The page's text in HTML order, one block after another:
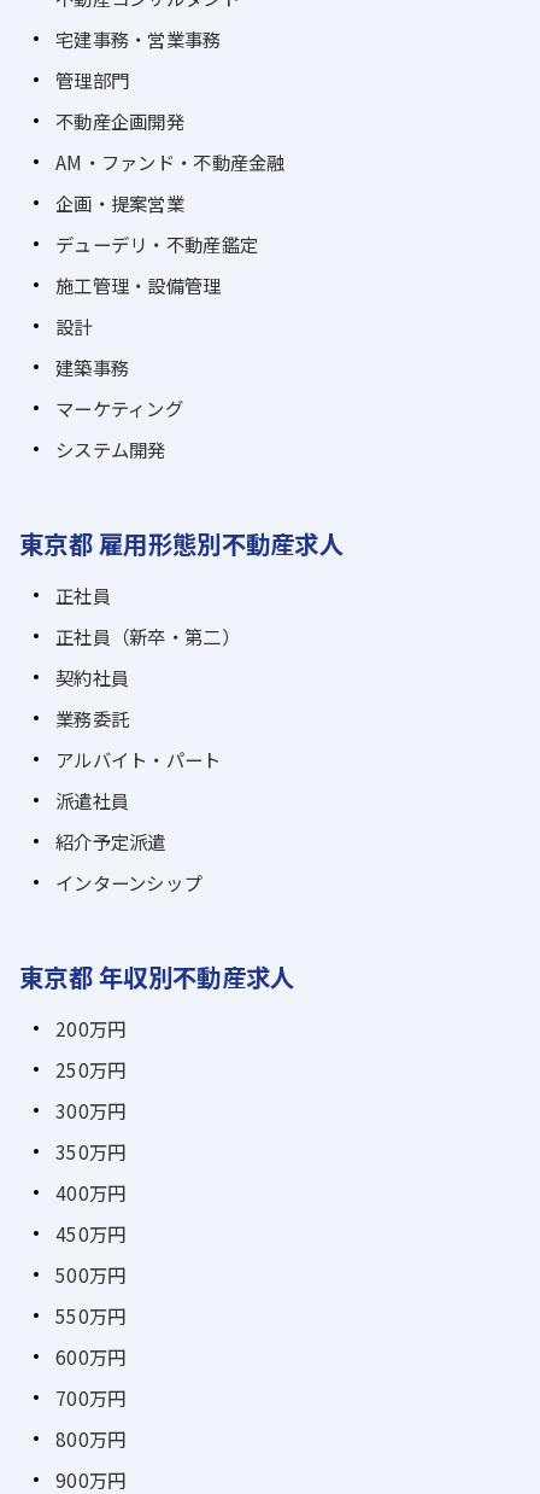
宅建事務・営業事務
管理部門
不動産企画開発
AM・ファンド・不動産金融
企画・提案営業
デューデリ・不動産鑑定
施工管理・設備管理
設計
建築事務
マーケティング
システム開発
東京都 雇用形態別不動産求人
正社員
正社員（新卒・第二）
契約社員
業務委託
アルバイト・パート
派遣社員
紹介予定派遣
インターンシップ
東京都 年収別不動産求人
200万円
250万円
300万円
350万円
400万円
450万円
500万円
550万円
600万円
700万円
800万円
900万円